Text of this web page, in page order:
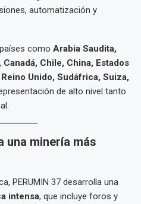
automatización y
como Arabia Saudita,
Chile, China, Estados
Unido, Sudáfrica, Suiza,
de alto nivel tanto
una minería más
PERUMIN 37 desarrolla una
intensa, que incluye foros y